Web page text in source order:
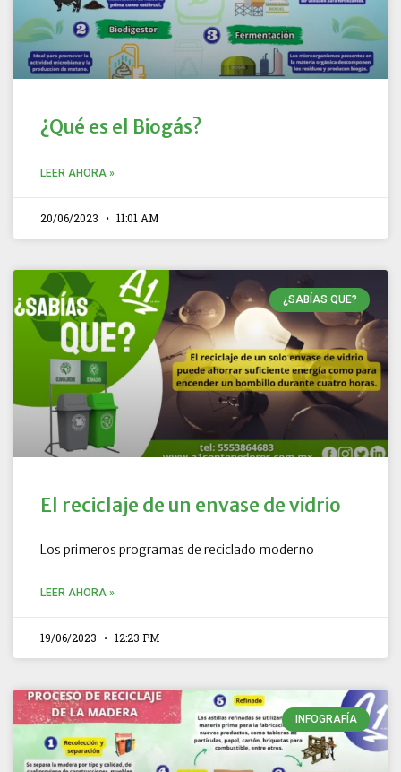
¿Qué es el Biogás?
LEER AHORA »
20/06/2023 11:01 AM
¿SABÍAS QUE?
El reciclaje de un envase de vidrio
Los primeros programas de reciclado moderno
LEER AHORA »
19/06/2023 12:23 PM
INFOGRAFÍA